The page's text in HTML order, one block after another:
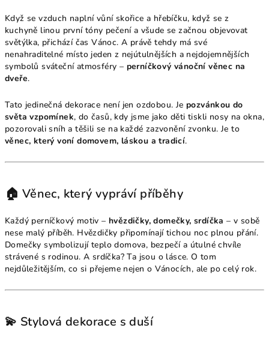
Když se vzduch naplní vůní skořice a hřebíčku, když se z
kuchyně linou první tóny pečení a všude se začnou objevovat
světýlka, přichází čas Vánoc. A právě tehdy má své
nenahraditelné místo jeden z nejútulnějších a nejdojemnějších
symbolů sváteční atmosféry – perníčkový vánoční věnec na
dveře.
Tato jedinečná dekorace není jen ozdobou. Je pozvánkou do
světa vzpomínek, do časů, kdy jsme jako děti tiskli nosy na okna,
pozorovali sníh a těšili se na každé zazvonění zvonku. Je to
věnec, který voní domovem, láskou a tradicí.
🏠 Věnec, který vypráví příběhy
Každý perníčkový motiv – hvězdičky, domečky, srdíčka – v sobě
nese malý příběh. Hvězdičky připomínají tichou noc plnou přání.
Domečky symbolizují teplo domova, bezpečí a útulné chvíle
strávené s rodinou. A srdíčka? Ta jsou o lásce. O tom
nejdůležitějším, co si přejeme nejen o Vánocích, ale po celý rok.
💫 Stylová dekorace s duší